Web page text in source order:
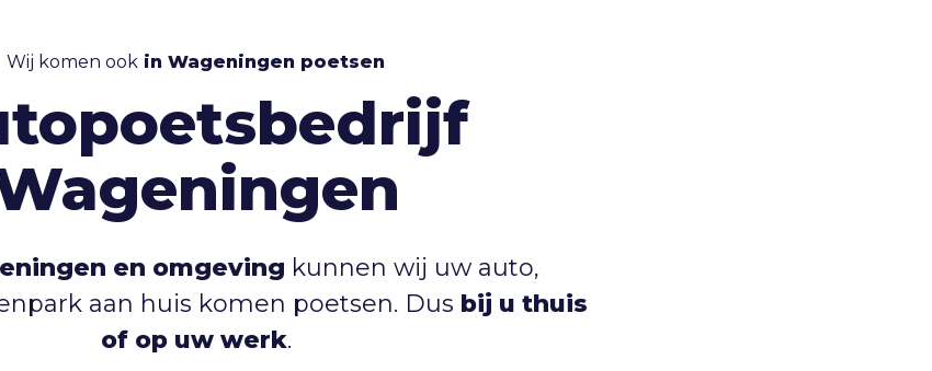
Wij komen ook in Wageningen poetsen
en omgeving kunnen wij uw auto,
aan huis komen poetsen. Dus bij u thuis
of op uw werk.